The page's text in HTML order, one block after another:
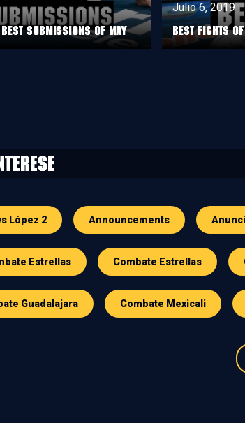
Submissions Of May
Julio 6, 2019
Best Fights of
López 2 Announcements
Estrellas Combate Estrellas
Guadalajara Combate Mexicali